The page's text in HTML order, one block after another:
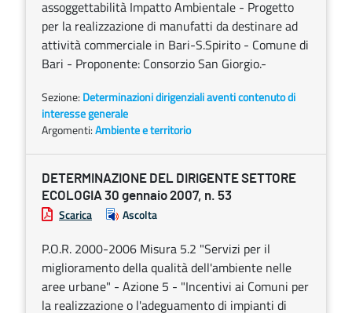
assoggettabilità Impatto Ambientale - Progetto
per la realizzazione di manufatti da destinare ad
attività commerciale in Bari-S.Spirito - Comune di
Bari - Proponente: Consorzio San Giorgio.-
Sezione: Determinazioni dirigenziali aventi contenuto di
interesse generale
Argomenti:Ambiente e territorio
DETERMINAZIONE DEL DIRIGENTE SETTORE
ECOLOGIA 30 gennaio 2007, n. 53
Scarica Ascolta
P.O.R. 2000-2006 Misura 5.2 "Servizi per il
miglioramento della qualità dell'ambiente nelle
aree urbane" - Azione 5 - "Incentivi ai Comuni per
la realizzazione o l'adeguamento di impianti di